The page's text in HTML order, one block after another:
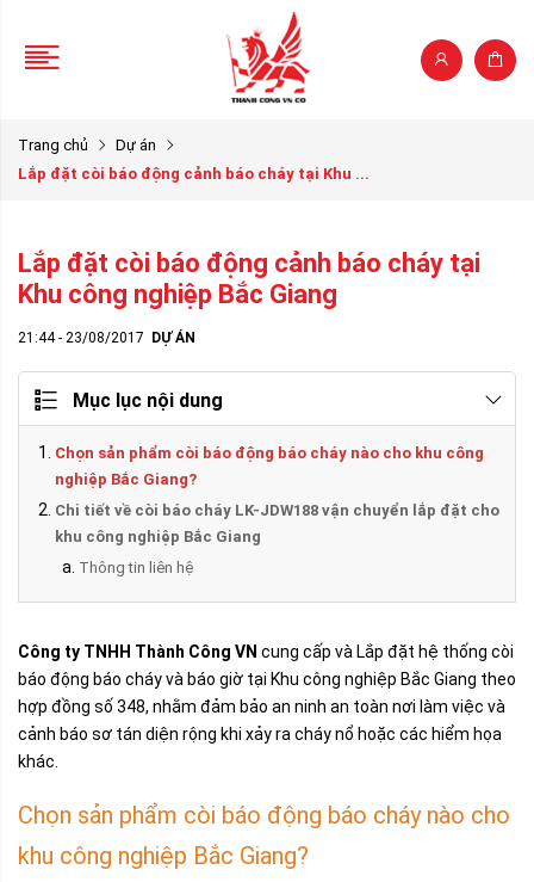
Trang chủ
Dự án
Lắp đặt còi báo động cảnh báo cháy tại Khu ...
Lắp đặt còi báo động cảnh báo cháy tại
Khu công nghiệp Bắc Giang
21:44 - 23/08/2017 DỰ ÁN
Mục lục nội dung
Chọn sản phẩm còi báo động báo cháy nào cho khu công
nghiệp Bắc Giang?
Chi tiết về còi báo cháy LK-JDW188 vận chuyển lắp đặt cho
khu công nghiệp Bắc Giang
Thông tin liên hệ
Công ty TNHH Thành Công VN cung cấp và Lắp đặt hệ thống còi
báo động báo cháy và báo giờ tại Khu công nghiệp Bắc Giang theo
hợp đồng số 348, nhằm đảm bảo an ninh an toàn nơi làm việc và
cảnh báo sơ tán diện rộng khi xảy ra cháy nổ hoặc các hiểm họa
khác.
Chọn sản phẩm còi báo động báo cháy nào cho
khu công nghiệp Bắc Giang?